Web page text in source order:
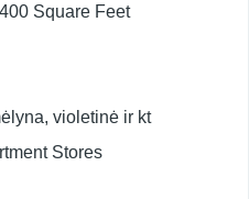
Square Feet
violetinė ir kt
Stores